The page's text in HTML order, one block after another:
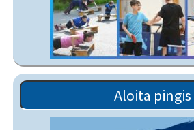
Aloita pingis